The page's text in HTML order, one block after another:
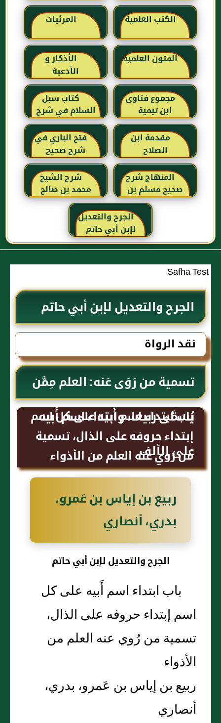
الكتب العلمية المرئيات
المتون العلمية
الأذكار و
الأدعية
مجموع فتاوى
ابن تيمية
كتاب سبل
السلام في شرح
بلوغ المرام للإمام
الصنعاني رحمه
الله
مقدمة ابن
الصلاح
فتح الباري في
شرح صحيح
البخاري للحافظ
ابن حجر
العسقلاني
المنهاج شرح
صحيح مسلم بن
الحجاج
شرح الشيخ
محمد بن صالح
العثيمين لكتاب
رياض الصالحين
للإمام النووي
رحمهم الله تعالى
الجرح والتعديل
لإبن أبي حاتم
Safha Test
الجرح والتعديل لإبن أبي حاتم
نقد الرواة
تسمية من رَوَى عَنه: العلم مِمَّن
يُسَمَّى ربيعا، وابتداء اسم أَبيه
على الألف
باب ابتداء اسم أَبيه على كل اسم
إبتداء حروفه على الذال، تسمية
من رُوي عنه العلم من الأذواء
ربيع بن إياس بن عَمرو،
بدري، أنصاري
الجرح والتعديل لإبن أبي حاتم
باب ابتداء اسم أَبيه على كل
اسم إبتداء حروفه على الذال،
تسمية من رُوي عنه العلم من
الأذواء
ربيع بن إياس بن عَمرو، بدري،
أنصاري